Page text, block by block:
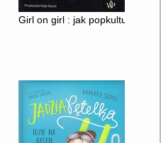
Girl on girl : jak popkultura